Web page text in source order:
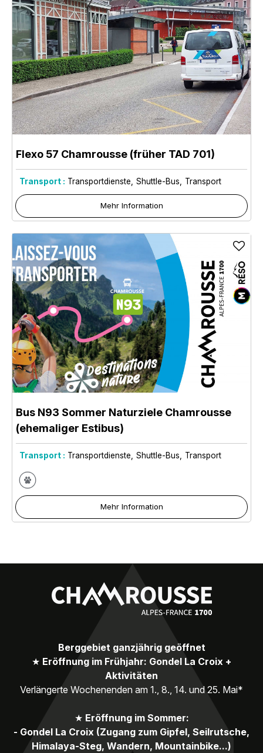
Flexo 57 Chamrousse (früher TAD 701)
Transport : Transportdienste Shuttle-Bus Transport
Mehr Information
Bus N93 Sommer Naturziele Chamrousse
(ehemaliger Estibus)
Transport : Transportdienste Shuttle-Bus Transport
Mehr Information
Berggebiet ganzjährig geöffnet
★ Eröffnung im Frühjahr: Gondel La Croix +
Aktivitäten
Verlängerte Wochenenden am 1., 8., 14. und 25. Mai*
★ Eröffnung im Sommer:
- Gondel La Croix (Zugang zum Gipfel, Seilrutsche,
Himalaya-Steg, Wandern, Mountainbike...)